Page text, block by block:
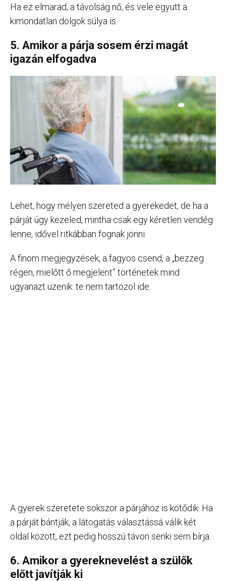
Ha ez elmarad, a távolság nő, és vele együtt a
kimondatlan dolgok súlya is.
5. Amikor a párja sosem érzi magát
igazán elfogadva
Lehet, hogy mélyen szereted a gyerekedet, de ha a
párját úgy kezeled, mintha csak egy kéretlen vendég
lenne, idővel ritkábban fognak jönni.
A finom megjegyzések, a fagyos csend, a „bezzeg
régen, mielőtt ő megjelent” történetek mind
ugyanazt üzenik: te nem tartozol ide.
A gyerek szeretete sokszor a párjához is kötődik. Ha
a párját bántják, a látogatás választássá válik két
oldal között, ezt pedig hosszú távon senki sem bírja.
6. Amikor a gyereknevelést a szülők
előtt javítják ki